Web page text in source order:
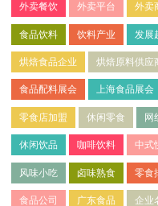
外卖餐饮 外卖平台 外卖
食品饮料 饮料产业 发展
烘焙食品企业 烘焙原料供应
食品配料展会 上海食品展会
零食店加盟 休闲零食 网
休闲饮品 咖啡饮料 中式
风味小吃 卤味熟食 零食
食品公司 广东食品 企业